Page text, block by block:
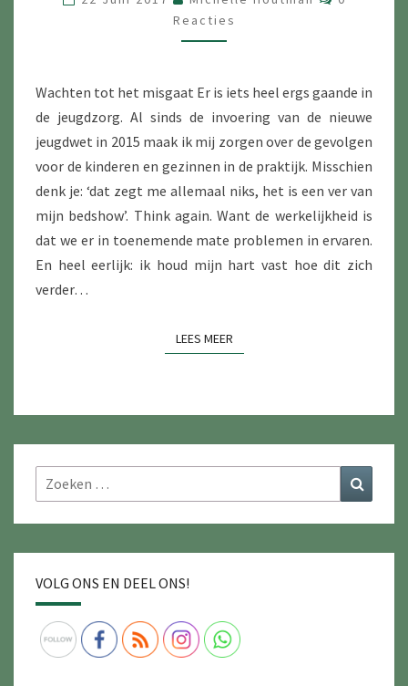
Reacties
Wachten tot het misgaat Er is iets heel ergs gaande in
de jeugdzorg. Al sinds de invoering van de nieuwe
jeugdwet in 2015 maak ik mij zorgen over de gevolgen
voor de kinderen en gezinnen in de praktijk. Misschien
denk je: ‘dat zegt me allemaal niks, het is een ver van
mijn bedshow’. Think again. Want de werkelijkheid is
dat we er in toenemende mate problemen in ervaren.
En heel eerlijk: ik houd mijn hart vast hoe dit zich
verder…
LEES MEERLEES MEER
Zoeken
naar:
VOLG ONS EN DEEL ONS!